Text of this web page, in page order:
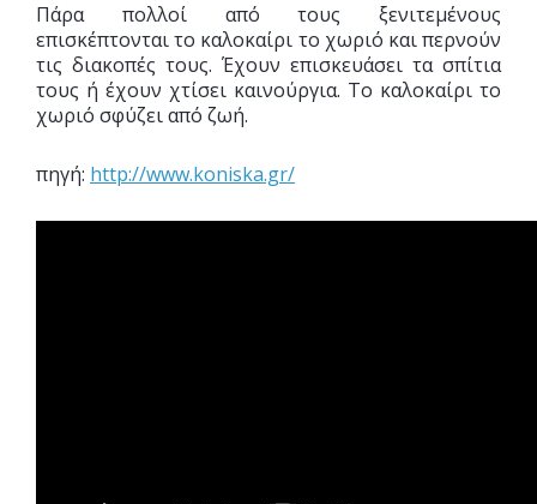
Πάρα πολλοί από τους ξενιτεμένους
επισκέπτονται το καλοκαίρι το χωριό και περνούν
τις διακοπές τους. Έχουν επισκευάσει τα σπίτια
τους ή έχουν χτίσει καινούργια. Το καλοκαίρι το
χωριό σφύζει από ζωή.
πηγή: http://www.koniska.gr/